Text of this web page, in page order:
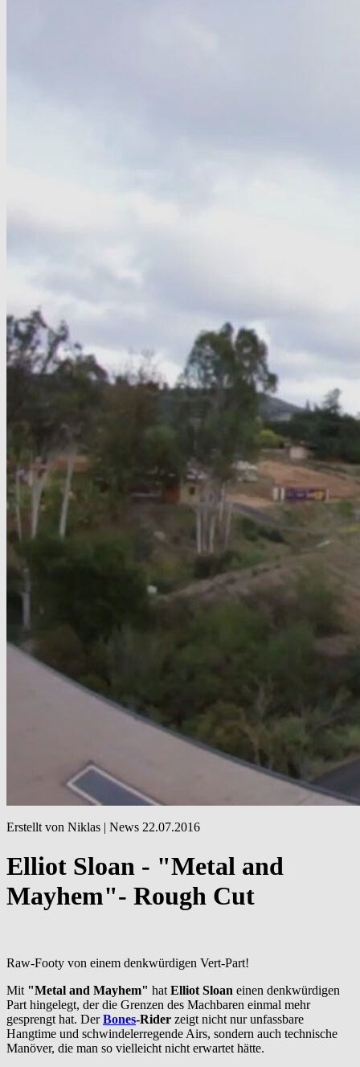
Erstellt von Niklas | News 22.07.2016
Elliot Sloan - "Metal and
Mayhem"- Rough Cut
Raw-Footy von einem denkwürdigen Vert-Part!
Mit "Metal and Mayhem" hat Elliot Sloan einen denkwürdigen
Part hingelegt, der die Grenzen des Machbaren einmal mehr
gesprengt hat. DerBones-Rider zeigt nicht nur unfassbare
Hangtime und schwindelerregende Airs, sondern auch technische
Manöver, die man so vielleicht nicht erwartet hätte.